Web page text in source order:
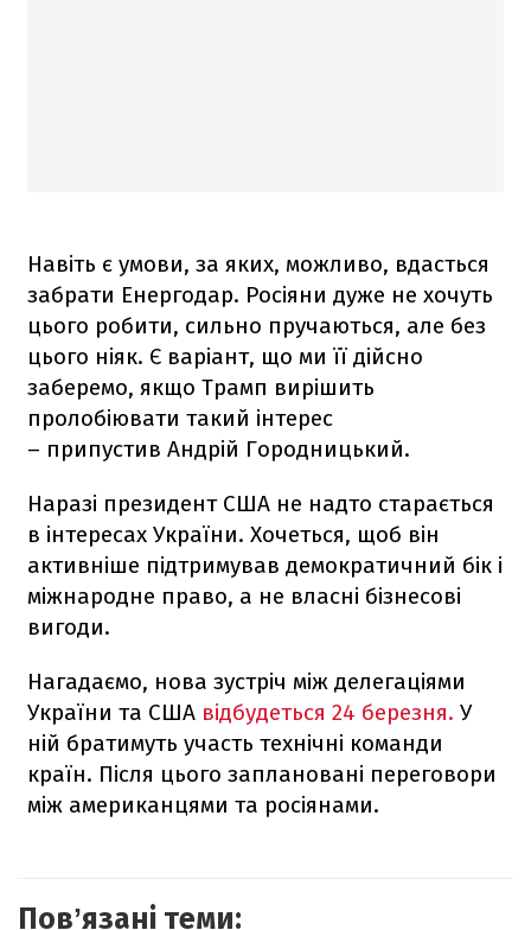
Навіть є умови, за яких, можливо, вдасться
забрати Енергодар. Росіяни дуже не хочуть
цього робити, сильно пручаються, але без
цього ніяк. Є варіант, що ми її дійсно
заберемо, якщо Трамп вирішить
пролобіювати такий інтерес
– припустив Андрій Городницький.
Наразі президент США не надто старається
в інтересах України. Хочеться, щоб він
активніше підтримував демократичний бік і
міжнародне право, а не власні бізнесові
вигоди.
Нагадаємо, нова зустріч між делегаціями
України та США відбудеться 24 березня. У
ній братимуть участь технічні команди
країн. Після цього заплановані переговори
між американцями та росіянами.
Повʼязані теми: